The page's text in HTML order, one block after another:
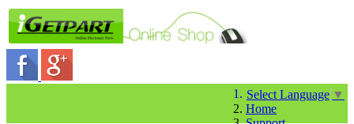
Select Language ▼
Home